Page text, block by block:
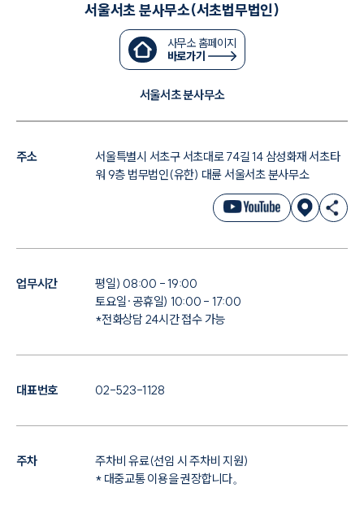
서울서초 분사무소(서초법무법인)
사무소 홈페이지
바로가기
서울서초 분사무소
주소
서울특별시 서초구 서초대로 74길 14 삼성화재 서초타
워 9층 법무법인(유한) 대륜 서울서초 분사무소
업무시간
평일) 08:00 - 19:00
토요일·공휴일) 10:00 - 17:00
*전화상담 24시간 접수 가능
대표번호 02-523-1128
주차
주차비 유료(선임 시 주차비 지원)
* 대중교통 이용을 권장합니다。